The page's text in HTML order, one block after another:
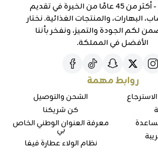
عطارة فيفا - أكثر من 45 عامًا من الخبرة في تقديم
البهارات، والمنتجات الغذائية. نختار
لكم الجودة والتميز، ونفخر بأننا
الأفضل في المملكة.
روابط مهمة
الشحن والتوصيل
كن شريكنا
معرفة العنوان الوطني الخاص
بي
نظام الولاء عطارة فيفا